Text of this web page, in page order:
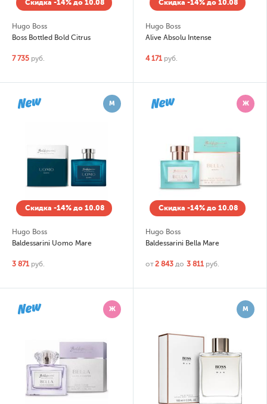
Скидка -14% до 10.08
Hugo Boss
Boss Bottled Bold Citrus
7 735 руб.
Скидка -14% до 10.08
Hugo Boss
Alive Absolu Intense
4 171 руб.
М
Скидка -14% до 10.08
Hugo Boss
Baldessarini Uomo Mare
3 871 руб.
Ж
Скидка -14% до 10.08
Hugo Boss
Baldessarini Bella Mare
от2 843 до 3 811 руб.
Ж М